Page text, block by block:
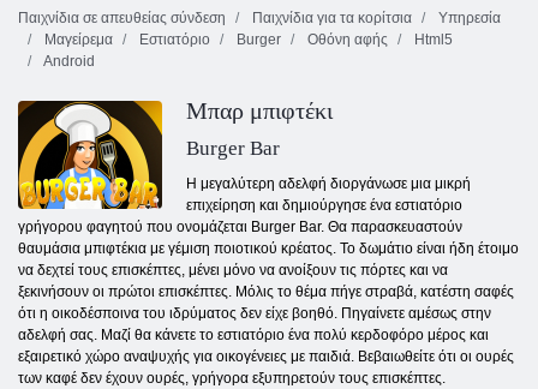
Παιχνίδια σε απευθείας σύνδεση
Παιχνίδια για τα κορίτσια
Υπηρεσία
Μαγείρεμα
Εστιατόριο Burger Οθόνη αφής
Html5
Android
Μπαρ μπιφτέκι
Burger Bar
Η μεγαλύτερη αδελφή διοργάνωσε μια μικρή
επιχείρηση και δημιούργησε ένα εστιατόριο
γρήγορου φαγητού που ονομάζεται Burger Bar. Θα παρασκευαστούν
θαυμάσια μπιφτέκια με γέμιση ποιοτικού κρέατος. Το δωμάτιο είναι ήδη έτοιμο
να δεχτεί τους επισκέπτες, μένει μόνο να ανοίξουν τις πόρτες και να
ξεκινήσουν οι πρώτοι επισκέπτες. Μόλις το θέμα πήγε στραβά, κατέστη σαφές
ότι η οικοδέσποινα του ιδρύματος δεν είχε βοηθό. Πηγαίνετε αμέσως στην
αδελφή σας. Μαζί θα κάνετε το εστιατόριο ένα πολύ κερδοφόρο μέρος και
εξαιρετικό χώρο αναψυχής για οικογένειες με παιδιά. Βεβαιωθείτε ότι οι ουρές
των καφέ δεν έχουν ουρές, γρήγορα εξυπηρετούν τους επισκέπτες.